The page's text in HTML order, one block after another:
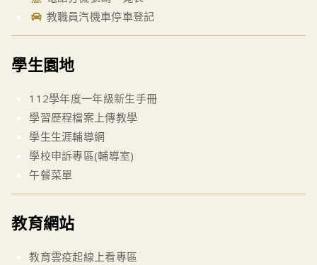
教職員汽機車停車登記
學生園地
112學年度一年級新生手冊
學習歷程檔案上傳教學
學生生涯輔導網
學校申訴專區(輔導室)
午餐菜單
教育網站
教育雲疫起線上看專區